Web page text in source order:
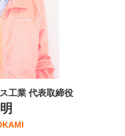
工業 代表取締役